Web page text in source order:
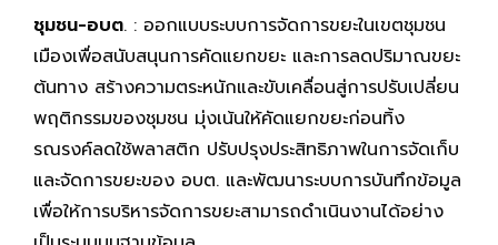
ชุมชน-อบต. : ออกแบบระบบการจัดการขยะในเขตชุมชน
เมืองเพื่อสนับสนุนการคัดแยกขยะ และการลดปริมาณขยะ
ต้นทาง สร้างความตระหนักและขับเคลื่อนสู่การปรับเปลี่ยน
พฤติกรรมของชุมชน มุ่งเน้นให้คัดแยกขยะก่อนทิ้ง
รณรงค์ลดใช้พลาสติก ปรับปรุงประสิทธิภาพในการจัดเก็บ
และจัดการขยะของ อบต. และพัฒนาระบบการบันทึกข้อมูล
เพื่อให้การบริหารจัดการขยะสามารถดำเนินงานได้อย่าง